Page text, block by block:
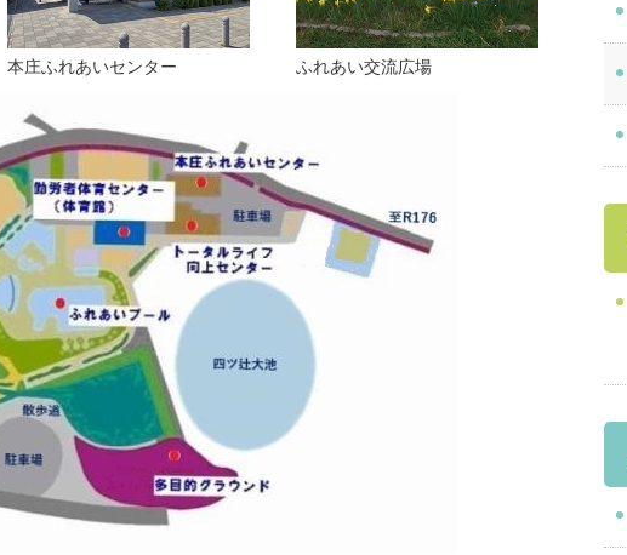
本庄ふれあいセンター ふれあい交流広場